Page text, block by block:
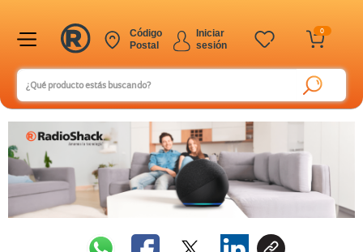
0
Iniciar
sesión
Código
Postal